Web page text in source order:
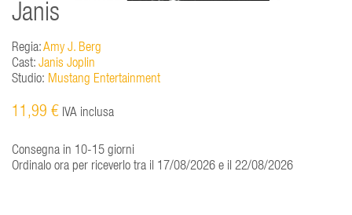
Janis
Regia:Amy J. Berg
Cast: Janis Joplin
Studio: Mustang Entertainment
11,99 € IVA inclusa
Consegna in 10-15 giorni
Ordinalo ora per riceverlo tra il 17/08/2026 e il 22/08/2026